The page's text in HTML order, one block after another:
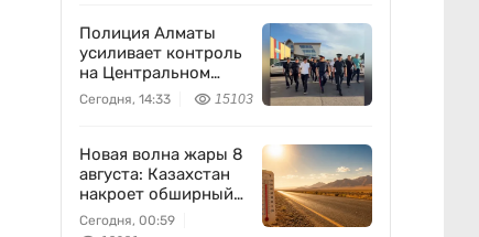
Полиция Алматы
усиливает контроль
на Центральном
вещевом рынке
Сегодня, 14:33 15103
Новая волна жары 8
августа: Казахстан
накроет обширный
антициклон
Сегодня, 00:59